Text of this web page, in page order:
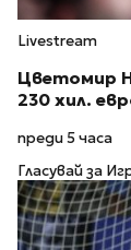
Livestream
Цветомир
230 хил.
преди 5 часа
Гласувай за